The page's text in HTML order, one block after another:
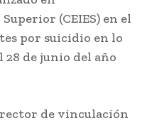
(CEIES) en el
por suicidio en lo
28 de junio del año
de vinculación